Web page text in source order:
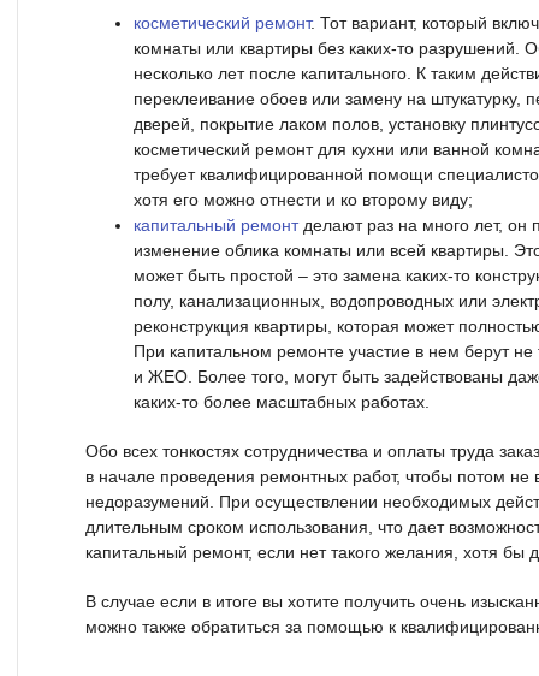
косметический ремонт. Тот вариант, который
комнаты или квартиры без каких-то разрушений.
несколько лет после капитального. К таким
переклеивание обоев или замену на штукатурку,
дверей, покрытие лаком полов, установку
косметический ремонт для кухни или ванной
требует квалифицированной помощи
хотя его можно отнести и ко второму виду;
капитальный ремонтделают раз на много лет, он
изменение облика комнаты или всей квартиры.
может быть простой – это замена каких-то
полу, канализационных, водопроводных или
реконструкция квартиры, которая может
При капитальном ремонте участие в нем берут не
и ЖЕО. Более того, могут быть задействованы
каких-то более масштабных работах.
Обо всех тонкостях сотрудничества и оплаты труда
в начале проведения ремонтных работ, чтобы потом не
недоразумений. При осуществлении необходимых
длительным сроком использования, что дает
капитальный ремонт, если нет такого желания, хотя бы
В случае если в итоге вы хотите получить очень
можно также обратиться за помощью к